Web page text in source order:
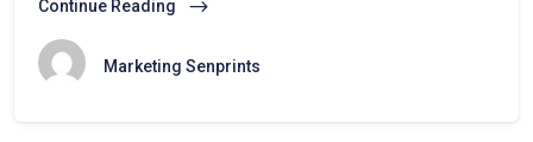
Continue Reading
Marketing Senprints